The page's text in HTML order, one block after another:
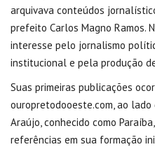
arquivava conteúdos
prefeito Carlos Magno Ramos.
interesse pelo jornalismo
institucional e pela produção
Suas primeiras publicações
ouropretodooeste.com, ao
Araújo, conhecido como
referências em sua formação